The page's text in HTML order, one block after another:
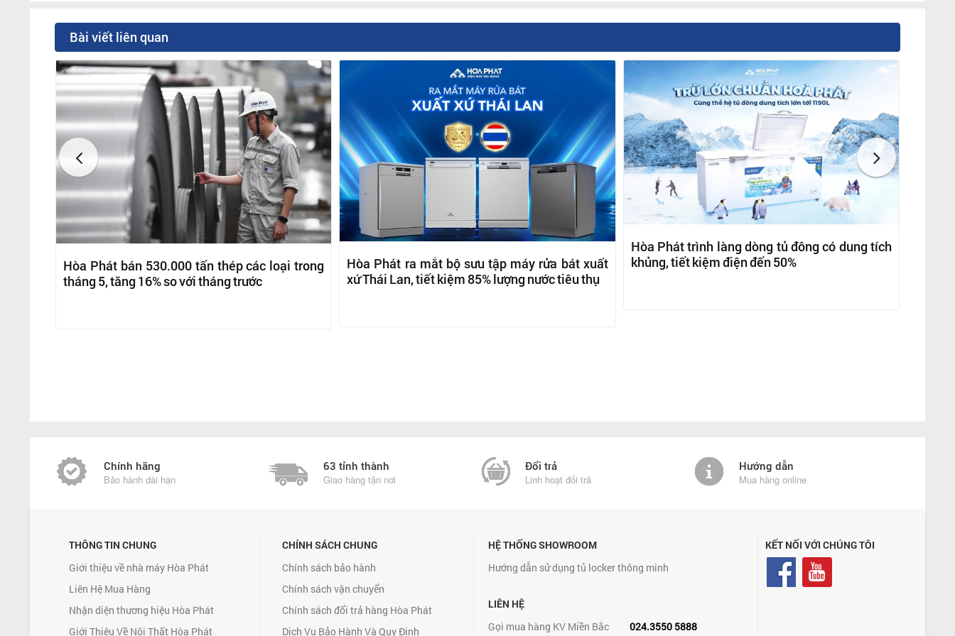
Bài viết liên quan
Hòa Phát bán 530.000 tấn thép các loại trong
tháng 5, tăng 16% so với tháng trước
Hòa Phát ra mắt bộ sưu tập máy rửa bát xuất
xứ Thái Lan, tiết kiệm 85% lượng nước tiêu thụ
Hòa Phát trình làng dòng tủ đông có dung tích
khủng, tiết kiệm điện đến 50%
Chính hãng
Bảo hành dài hạn
63 tỉnh thành
Giao hàng tận nơi
Đổi trả
Linh hoạt đổi trả
Hướng dẫn
Mua hàng online
THÔNG TIN CHUNG
Giới thiệu về nhà máy Hòa Phát
Liên Hệ Mua Hàng
Nhận diện thương hiệu Hòa Phát
Giới Thiệu Về Nội Thất Hòa Phát
CHÍNH SÁCH CHUNG
Chính sách bảo hành
Chính sách vận chuyển
Chính sách đổi trả hàng Hòa Phát
Dịch Vụ Bảo Hành Và Quy Định
HỆ THỐNG SHOWROOM
Hướng dẫn sử dụng tủ locker thông minh
LIÊN HỆ
Gọi mua hàng KV Miền Bắc
024.3550 5888
KẾT NỐI VỚI CHÚNG TÔI